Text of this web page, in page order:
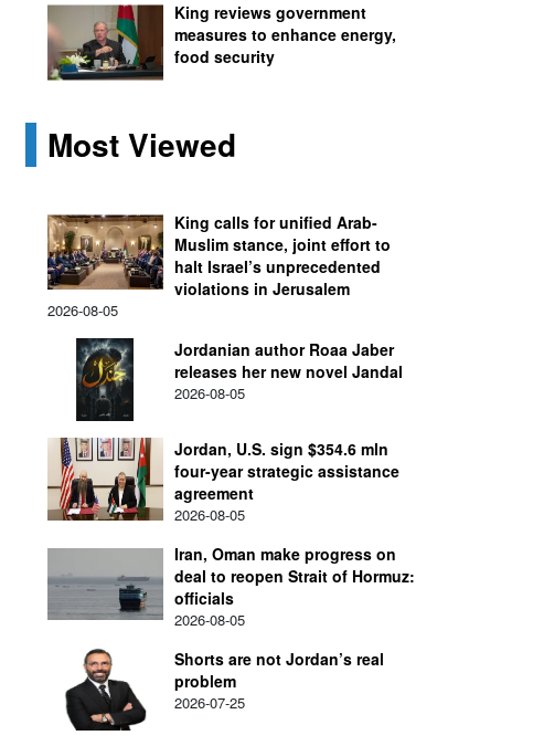
King reviews government
measures to enhance energy,
food security
Most Viewed
King calls for unified Arab-
Muslim stance, joint effort to
halt Israel’s unprecedented
violations in Jerusalem
2026-08-05
Jordanian author Roaa Jaber
releases her new novel Jandal
2026-08-05
Jordan, U.S. sign $354.6 mln
four-year strategic assistance
agreement
2026-08-05
Iran, Oman make progress on
deal to reopen Strait of Hormuz:
officials
2026-08-05
Shorts are not Jordan’s real
problem
2026-07-25